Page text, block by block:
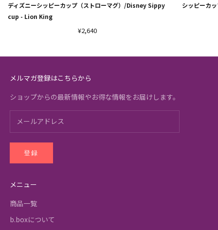
ディズニーシッピーカップ（ストローマグ）/Disney Sippy
cup - Lion King
¥2,640
シッピーカ
メルマガ登録はこちらから
ショップからの最新情報やお得な情報をお届けします。
登録
メニュー
商品一覧
b.boxについて